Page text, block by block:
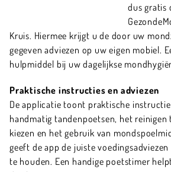
dus gratis
Kruis. Hiermee krijgt u de door uw
gegeven adviezen op uw eigen mobiel.
hulpmiddel bij uw dagelijkse
Praktische instructies en adviezen
De applicatie toont praktische
handmatig tandenpoetsen, het reinigen
kiezen en het gebruik van
geeft de app de juiste
te houden. Een handige poetstimer